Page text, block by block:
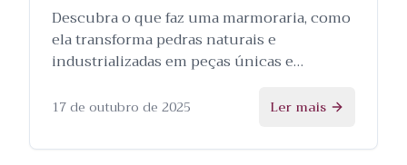
Descubra o que faz uma marmoraria, como
ela transforma pedras naturais e
industrializadas em peças únicas e
processo.
17 de outubro de 2025 Ler mais